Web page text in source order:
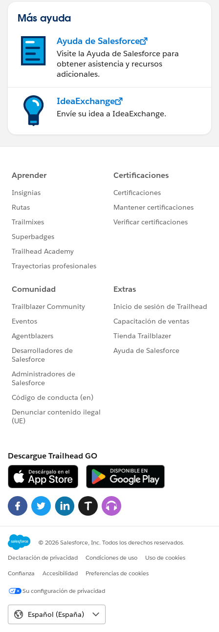
Más ayuda
Ayuda de Salesforce
Visite la Ayuda de Salesforce para
obtener asistencia y recursos
adicionales.
IdeaExchange
Envíe su idea a IdeaExchange.